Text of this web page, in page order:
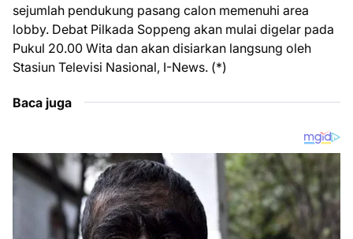
sejumlah pendukung pasang calon memenuhi area
lobby. Debat Pilkada Soppeng akan mulai digelar pada
Pukul 20.00 Wita dan akan disiarkan langsung oleh
Stasiun Televisi Nasional, I-News. (*)
Baca juga